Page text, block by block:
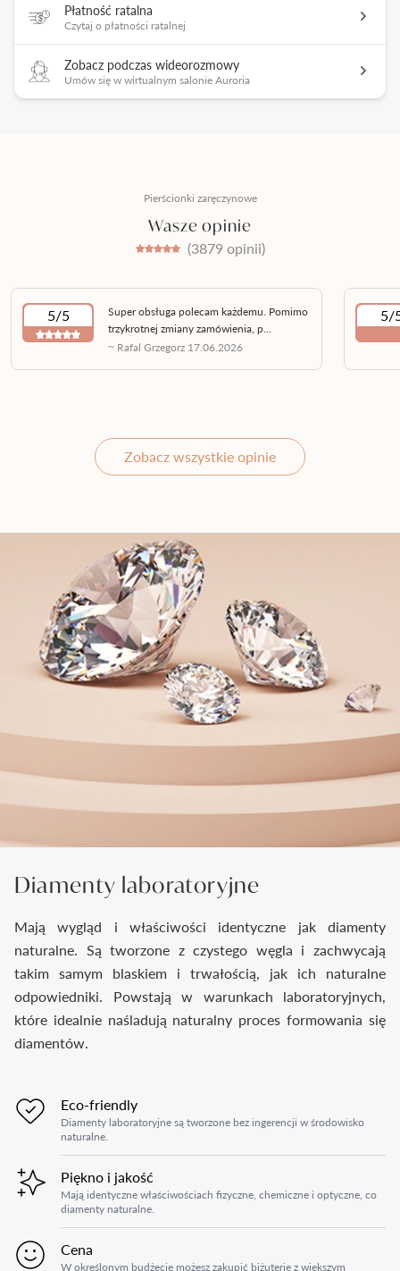
Płatność ratalna
Czytaj o płatności ratalnej
Zobacz podczas wideorozmowy
Umów się w wirtualnym salonie Auroria
Pierścionki zaręczynowe
Wasze opinie
(3879 opinii)
5/5
Super obsługa polecam każdemu. Pomimo
trzykrotnej zmiany zamówienia, p...
~ Rafal Grzegorz 17.06.2026
5/
Zobacz wszystkie opinie
Diamenty laboratoryjne
Mają wygląd i właściwości identyczne jak diamenty
naturalne. Są tworzone z czystego węgla i zachwycają
takim samym blaskiem i trwałością, jak ich naturalne
odpowiedniki. Powstają w warunkach laboratoryjnych,
które idealnie naśladują naturalny proces formowania się
diamentów.
Eco-friendly
Diamenty laboratoryjne są tworzone bez ingerencji w środowisko
naturalne.
Piękno i jakość
Mają identyczne właściwościach fizyczne, chemiczne i optyczne, co
diamenty naturalne.
Cena
W określonym budżecie możesz zakupić biżuterię z większym